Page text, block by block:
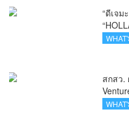
“ดีเจม
แบรน
สกสว.
นิเวศ